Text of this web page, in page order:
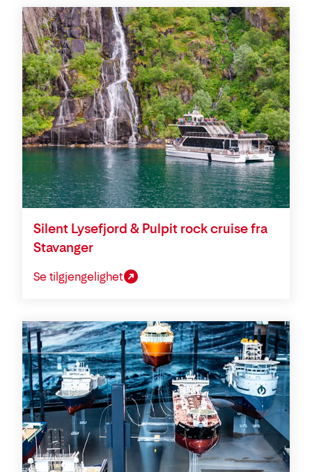
Silent Lysefjord & Pulpit rock cruise fra
Stavanger
Se tilgjengelighet